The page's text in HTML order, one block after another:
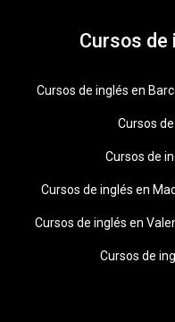
Cursos de
Cursos de inglés en
Cursos
Cursos de
Cursos de inglés en
Cursos de inglés en
Cursos de